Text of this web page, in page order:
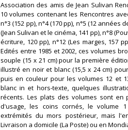
‎Association des amis de Jean Sulivan
10 volumes contenant les Rencontres
n°3 (152 pp), n°4 (170 pp), n°5 (12 années
(Jean Sulivan et le cinéma, 141 pp), n°8
écriture, 120 pp), n°12 (Les marges, 157
Edités entre 1985 et 2002, ces volumes
souple (15 x 21 cm) pour la première
illustré en noir et blanc (15,5 x 24 cm)
puis en couleur pour les volumes 12 et
blanc in et hors-texte, quelques
récents. Les plats des volumes sont
d'usage, les coins cornés, le volume
extrémités du mors postérieur, mais
Livraison a domicile (La Poste) ou en